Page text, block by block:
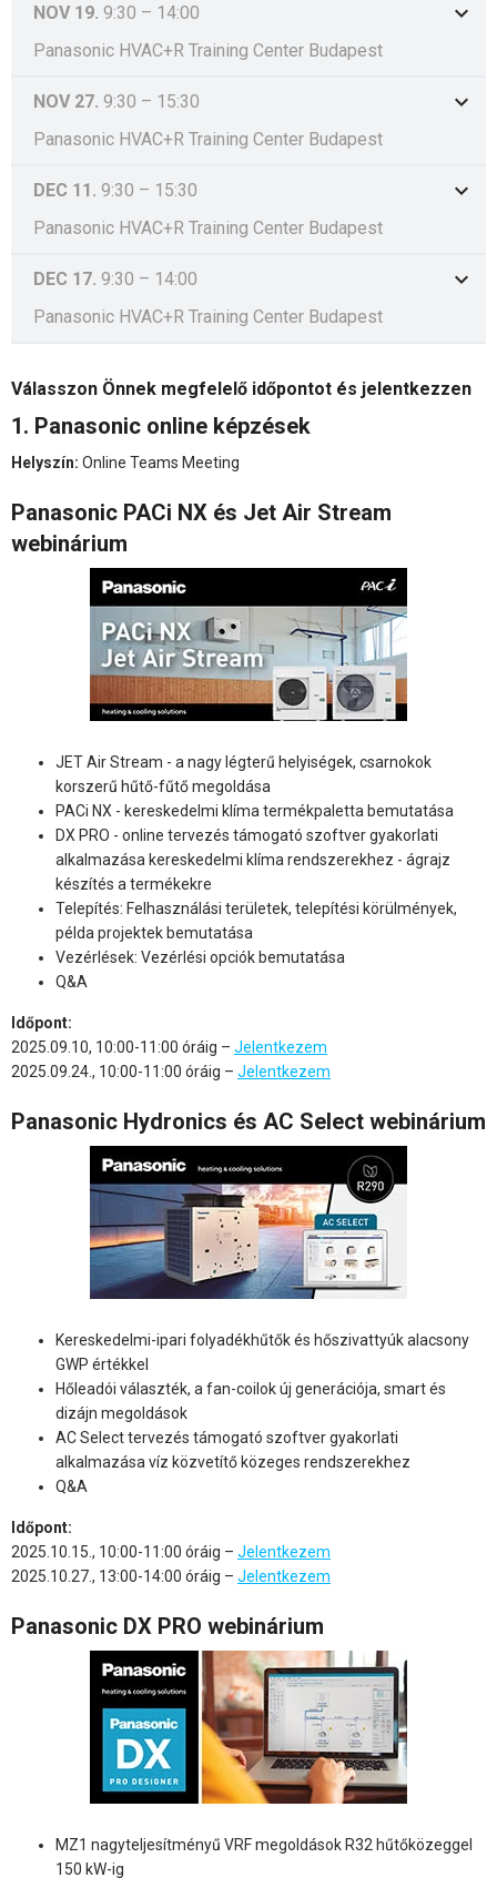
NOV 19. 9:30 – 14:00
Panasonic HVAC+R Training Center Budapest
NOV 27. 9:30 – 15:30
Panasonic HVAC+R Training Center Budapest
DEC 11. 9:30 – 15:30
Panasonic HVAC+R Training Center Budapest
DEC 17. 9:30 – 14:00
Panasonic HVAC+R Training Center Budapest
Válasszon Önnek megfelelő időpontot és jelentkezzen
1. Panasonic online képzések
Helyszín: Online Teams Meeting
Panasonic PACi NX és Jet Air Stream
webinárium
JET Air Stream - a nagy légterű helyiségek, csarnokok
korszerű hűtő-fűtő megoldása
PACi NX - kereskedelmi klíma termékpaletta bemutatása
DX PRO - online tervezés támogató szoftver gyakorlati
alkalmazása kereskedelmi klíma rendszerekhez - ágrajz
készítés a termékekre
Telepítés: Felhasználási területek, telepítési körülmények,
példa projektek bemutatása
Vezérlések: Vezérlési opciók bemutatása
Q&A
Időpont:
2025.09.10, 10:00-11:00 óráig – Jelentkezem
2025.09.24., 10:00-11:00 óráig – Jelentkezem
Panasonic Hydronics és AC Select webinárium
Kereskedelmi-ipari folyadékhűtők és hőszivattyúk alacsony
GWP értékkel
Hőleadói választék, a fan-coilok új generációja, smart és
dizájn megoldások
AC Select tervezés támogató szoftver gyakorlati
alkalmazása víz közvetítő közeges rendszerekhez
Q&A
Időpont:
2025.10.15., 10:00-11:00 óráig – Jelentkezem
2025.10.27., 13:00-14:00 óráig – Jelentkezem
Panasonic DX PRO webinárium
MZ1 nagyteljesítményű VRF megoldások R32 hűtőközeggel
150 kW-ig